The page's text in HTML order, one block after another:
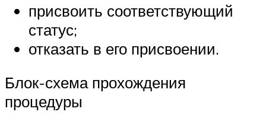
присвоить соответствующий
статус;
отказать в его присвоении.
Блок-схема прохождения
процедуры